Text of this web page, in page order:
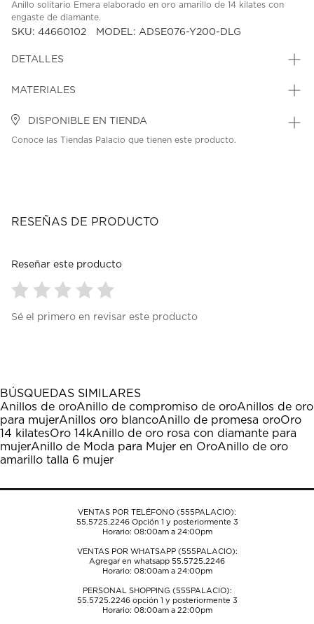
Anillo solitario Emera elaborado en oro amarillo de 14 kilates con
engaste de diamante.
SKU: 44660102 MODEL: ADSE076-Y200-DLG
DETALLES
MATERIALES
DISPONIBLE EN TIENDA
Conoce las Tiendas Palacio que tienen este producto.
RESEÑAS DE PRODUCTO
Reseñar este producto
para
1
estrella
Esta
acción
abrirá
el
formulario
envío.
para
estrellas.
Esta
acción
abrirá
el
formulario
envío.
para
estrellas.
Esta
acción
abrirá
el
formulario
envío.
para
estrellas.
Esta
acción
abrirá
el
formulario
envío.
para
estrellas.
Esta
acción
abrirá
el
formulario
envío.
Sé el primero en revisar este producto
BÚSQUEDAS SIMILARES
Anillos de oroAnillo de compromiso de oroAnillos de oro
para mujerAnillos oro blancoAnillo de promesa oroOro
14 kilatesOro 14kAnillo de oro rosa con diamante para
mujerAnillo de Moda para Mujer en OroAnillo de oro
amarillo talla 6 mujer
VENTAS POR TELÉFONO (555PALACIO):
55.5725.2246Opción 1 y posteriormente 3
Horario: 08:00am a 24:00pm
VENTAS POR WHATSAPP (555PALACIO):
Agregar en whatsapp 55.5725.2246
Horario: 08:00am a 24:00pm
PERSONAL SHOPPING (555PALACIO):
55.5725.2246opción 1 y posteriormente 3
Horario: 08:00am a 22:00pm